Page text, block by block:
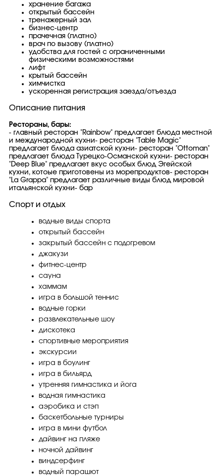
хранение багажа
открытый бассейн
тренажерный зал
бизнес-центр
прачечная (платно)
врач по вызову (платно)
удобства для гостей с ограниченными
физическими возможностями
лифт
крытый бассейн
химчистка
ускоренная регистрация заезда/отъезда
Описание питания
Рестораны, бары:
- главный ресторан "Rainbow" предлагает блюда местной
и международной кухни- ресторан "Table Magic"
предлагает блюда азиатской кухни- ресторан "Ottoman"
предлагает блюда Турецко-Османской кухни- ресторан
"Deep Blue" предлагает вкус особых блюд Эгейской
кухни, котоые приготовены из морепродуктов- ресторан
"La Grappa" предлагает различные виды блюд мировой
итальянской кухни- бар
Спорт и отдых
водные виды спорта
открытый бассейн
закрытый бассейн с подогревом
джакузи
фитнес-центр
сауна
хаммам
игра в большой теннис
водные горки
развлекательные шоу
дискотека
спортивные мероприятия
экскурсии
игра в боулинг
игра в бильярд
утренняя гимнастика и йога
водная гимнастика
аэробика и стэп
баскетбольные турниры
игра в мини футбол
дайвинг на пляже
ночной дайвинг
виндсерфинг
водный парашют